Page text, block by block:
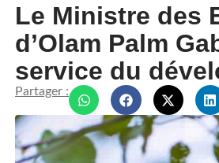
Le Ministre des
d’Olam Palm
service du
Partager :